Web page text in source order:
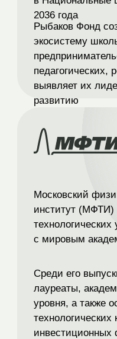
Среди его
уровня,
технологических
инвестиционных
Михаил Кучмент,
Московский физико-
институт (МФТИ) —
технологических
с мировым
800 000 человек в
Каждое из сообществ
уникальными
которыми готово